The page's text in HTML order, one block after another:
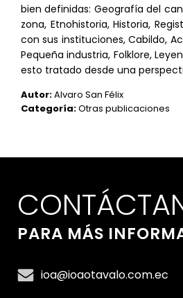
bien definidas: Geografía del
zona, Etnohistoria, Historia,
con sus instituciones, Cabildo,
Pequeña industria, Folklore,
esto tratado desde una
Autor:Alvaro San Félix
Categoría:Otras publicaciones
PARA MÁS
ioa@ioaotavalo.com.ec